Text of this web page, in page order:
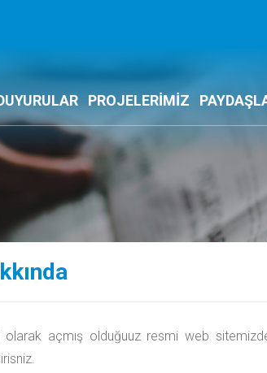
PROJELERİMİZ
olarak açmış olduğuuz resmi web